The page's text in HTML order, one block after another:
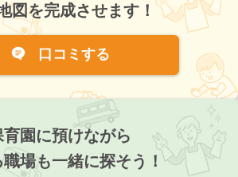
図を完成させます！
口コミする
育園に預けながら
場も一緒に探そう！